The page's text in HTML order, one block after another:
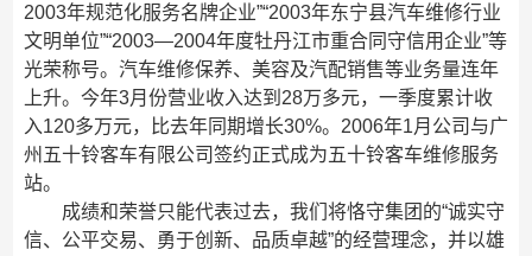
2003年规范化服务名牌企业”“2003年东宁县汽车维修行业
文明单位”“2003—2004年度牡丹江市重合同守信用企业”等
光荣称号。汽车维修保养、美容及汽配销售等业务量连年
上升。今年3月份营业收入达到28万多元，一季度累计收
入120多万元，比去年同期增长30%。2006年1月公司与广
州五十铃客车有限公司签约正式成为五十铃客车维修服务
站。
成绩和荣誉只能代表过去，我们将恪守集团的“诚实守
信、公平交易、勇于创新、品质卓越”的经营理念，并以雄